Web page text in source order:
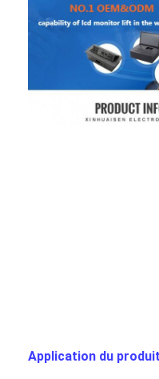
Application du produit